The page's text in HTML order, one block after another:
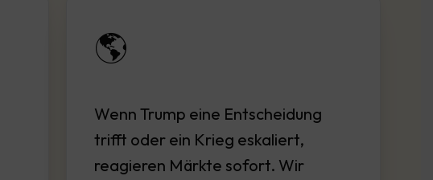
🌎
Wenn Trump eine Entscheidung
trifft oder ein Krieg eskaliert,
reagieren Märkte sofort. Wir